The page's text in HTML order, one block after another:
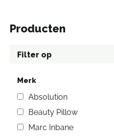
Producten
Filter op
Merk
Absolution
Beauty Pillow
Marc Inbane